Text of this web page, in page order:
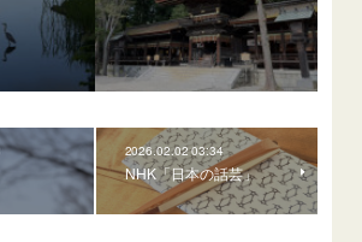
2026.02.02 03:34
NHK「日本の話芸」